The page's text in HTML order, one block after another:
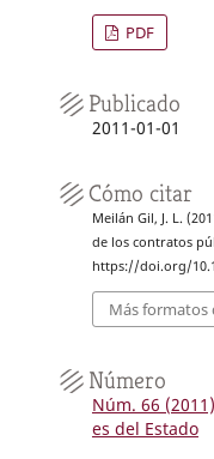
PDF
Publicado
2011-01-01
Cómo citar
Meilán Gil, J. L.
de los contratos
https://doi.org/
Más formatos
Número
Núm. 66
es del Estado